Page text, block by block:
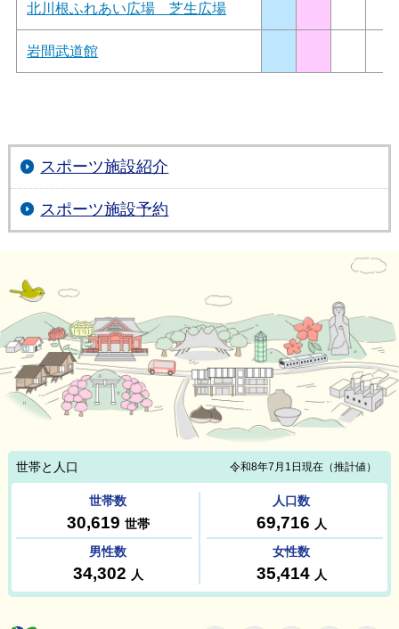
北川根ふれあい広場 芝生広場
岩間武道館
スポーツ施設紹介
スポーツ施設予約